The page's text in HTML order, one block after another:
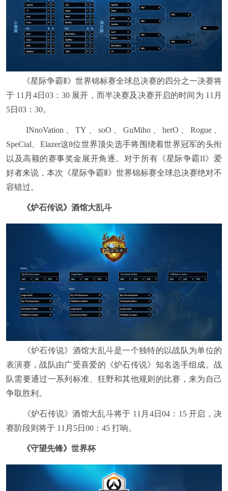
《星际争霸Ⅱ》世界锦标赛全球总决赛的四分之一决赛将
于 11月4日03：30 展开，而半决赛及决赛开启的时间为 11月
5日03：30。
INnoVation、TY、soO、GuMiho、herO、Rogue、
SpeCial、Elazer这8位世界顶尖选手将围绕着世界冠军的头衔
以及高额的赛事奖金展开角逐。对于所有《星际争霸II》爱
好者来说，本次《星际争霸Ⅱ》世界锦标赛全球总决赛绝对不
容错过。
《炉石传说》酒馆大乱斗
《炉石传说》酒馆大乱斗是一个独特的以战队为单位的
表演赛，战队由广受喜爱的《炉石传说》知名选手组成。战
队需要通过一系列标准、狂野和其他规则的比赛，来为自己
争取胜利。
《炉石传说》酒馆大乱斗将于 11月4日04：15 开启，决
赛阶段则将于 11月5日00：45 打响。
《守望先锋》世界杯